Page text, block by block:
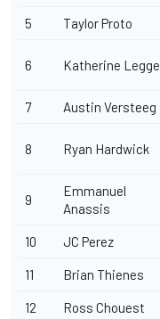
5 Taylor Proto
6 Katherine Legge
7 Austin Versteeg
8 Ryan Hardwick
9
Emmanuel
Anassis
10 JC Perez
11 Brian Thienes
12 Ross Chouest